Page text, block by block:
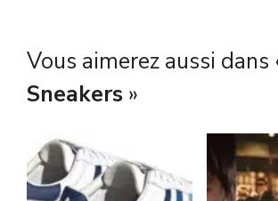
Vous aimerez aussi dans
Sneakers »